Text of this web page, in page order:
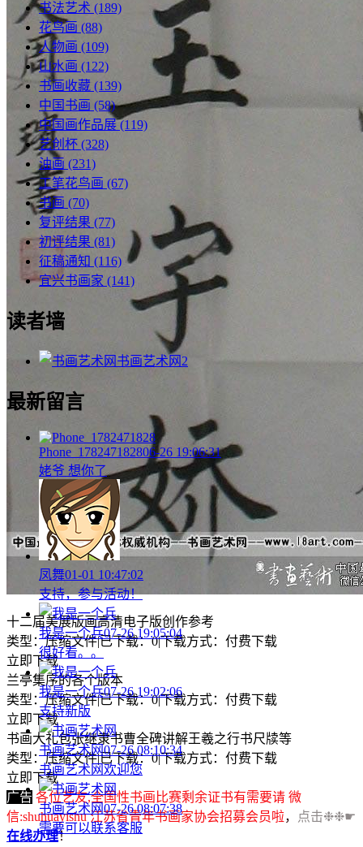
十二届美展版画高清电子版创作参考
类型：压缩文件|已下载：0|下载方式：付费下载
立即下载
兰亭集序的各个版本
类型：压缩文件|已下载：0|下载方式：付费下载
立即下载
书画大礼包张继隶书曹全碑讲解王羲之行书尺牍等
类型：压缩文件|已下载：0|下载方式：付费下载
立即下载
广告 各位艺友,全国性书画比赛剩余证书有需要请 微
信:shuhuayishu 江苏省青年书画家协会招募会员啦，
点击❉❉☛
在线办理！
书法艺术 (189)
花鸟画 (88)
人物画 (109)
山水画 (122)
书画收藏 (139)
中国书画 (58)
中国画作品展(119)
艺创杯 (328)
油画 (231)
工笔花鸟画 (67)
书画 (70)
复评结果 (77)
初评结果 (81)
征稿通知 (116)
宜兴书画家 (141)
读者墙
书画艺术网 2
最新留言
Phone_178247182806-26 19:06:31
姥爷 想你了
凤舞01-01 10:47:02
支持，参与活动！
我是一个兵07-26 19:05:04
很好看。。
我是一个兵07-26 19:02:06
支持新版
书画艺术网07-26 08:10:34
书画艺术网欢迎您
书画艺术网07-26 08:07:38
需要可以联系客服